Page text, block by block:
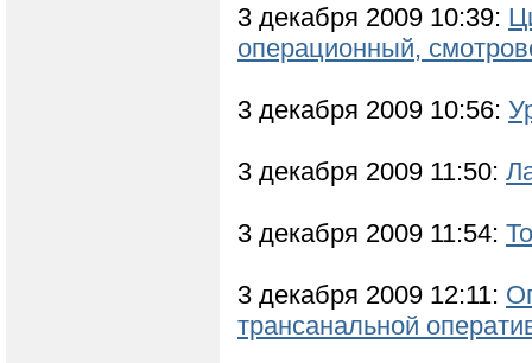
3 декабря 2009 10:39:
операционный,
3 декабря 2009 10:56:
3 декабря 2009 11:50:
3 декабря 2009 11:54:
3 декабря 2009 12:11:
трансанальной